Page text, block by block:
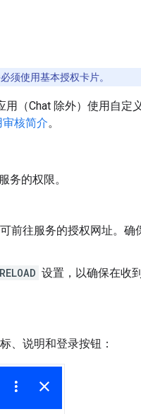
须使用基本授权卡片。
（Chat 除外）使用自定
审核简介。
务的权限。
前往服务的授权网址。确
设置，以确保在收
、说明和登录按钮：